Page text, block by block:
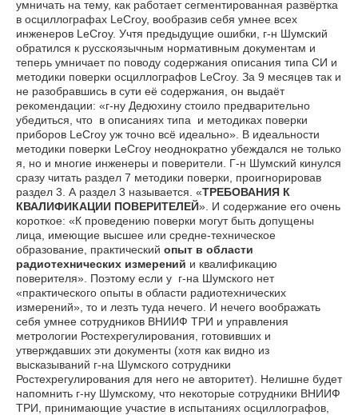
умничать на тему, как работает сегментированная развёртка
в осциллографах LeCroy, вообразив себя умнее всех
инженеров LeCroy. Учтя предыдущие ошибки, г-н Шумский
обратился к русскоязычным нормативным документам и
теперь умничает по поводу содержания описания типа СИ и
методики поверки осциллографов LeCroy. За 9 месяцев так и
не разобравшись в сути её содержания, он выдаёт
рекомендации: «г-ну Дедюхину стоило предварительно
убедиться, что в описаниях типа и методиках поверки
приборов LeCroy уж точно всё идеально». В идеальности
методики поверки LeCroy неоднократно убеждался не только
я, но и многие инженеры и поверители. Г-н Шумский кинулся
сразу читать раздел 7 методики поверки, проигнорировав
раздел 3. А раздел 3 называется. «ТРЕБОВАНИЯ К
КВАЛИФИКАЦИИ ПОВЕРИТЕЛЕЙ». И содержание его очень
короткое: «К проведению поверки могут быть допущены
лица, имеющие высшее или средне-техническое
образование, практический опыт в области
радиотехнических измерений и квалификацию
поверителя». Поэтому если у г-на Шумского нет
«практического опыты в области радиотехнических
измерений», то и лезть туда нечего. И нечего воображать
себя умнее сотрудников ВНИИФ ТРИ и управления
метрологии Ростехрегулирования, готовивших и
утверждавших эти документы (хотя как видно из
высказываний г-на Шумского сотрудники
Ростехрегулирования для него не авторитет). Нелишне будет
напомнить г-ну Шумскому, что некоторые сотрудники ВНИИФ
ТРИ, принимающие участие в испытаниях осциллографов,